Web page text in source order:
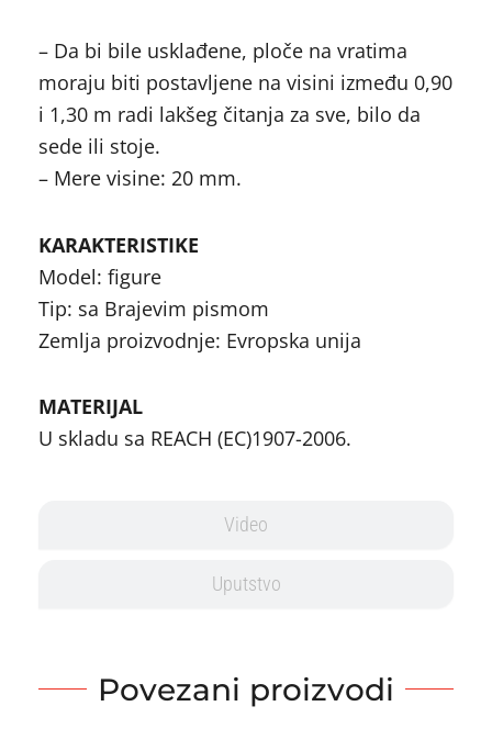
Video
Uputstvo
– Da bi bile usklađene, ploče na vratima
moraju biti postavljene na visini između 0,90
i 1,30 m radi lakšeg čitanja za sve, bilo da
sede ili stoje.
– Mere visine: 20 mm.
KARAKTERISTIKE
Model: figure
Tip: sa Brajevim pismom
Zemlja proizvodnje: Evropska unija
MATERIJAL
U skladu sa REACH (EC)1907-2006.
Povezani proizvodi